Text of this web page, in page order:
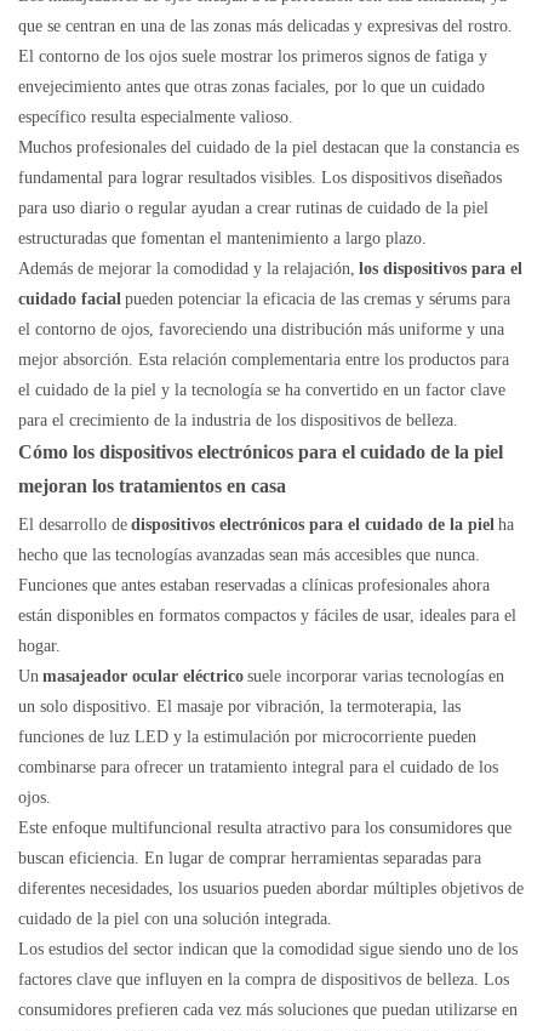
que se centran en una de las zonas más delicadas y expresivas del rostro.
El contorno de los ojos suele mostrar los primeros signos de fatiga y
envejecimiento antes que otras zonas faciales, por lo que un cuidado
específico resulta especialmente valioso.
Muchos profesionales del cuidado de la piel destacan que la constancia es
fundamental para lograr resultados visibles. Los dispositivos diseñados
para uso diario o regular ayudan a crear rutinas de cuidado de la piel
estructuradas que fomentan el mantenimiento a largo plazo.
Además de mejorar la comodidad y la relajación, los dispositivos para el
cuidado facial pueden potenciar la eficacia de las cremas y sérums para
el contorno de ojos, favoreciendo una distribución más uniforme y una
mejor absorción. Esta relación complementaria entre los productos para
el cuidado de la piel y la tecnología se ha convertido en un factor clave
para el crecimiento de la industria de los dispositivos de belleza.
Cómo los dispositivos electrónicos para el cuidado de la piel
mejoran los tratamientos en casa
El desarrollo de dispositivos electrónicos para el cuidado de la piel ha
hecho que las tecnologías avanzadas sean más accesibles que nunca.
Funciones que antes estaban reservadas a clínicas profesionales ahora
están disponibles en formatos compactos y fáciles de usar, ideales para el
hogar.
Un masajeador ocular eléctrico suele incorporar varias tecnologías en
un solo dispositivo. El masaje por vibración, la termoterapia, las
funciones de luz LED y la estimulación por microcorriente pueden
combinarse para ofrecer un tratamiento integral para el cuidado de los
ojos.
Este enfoque multifuncional resulta atractivo para los consumidores que
buscan eficiencia. En lugar de comprar herramientas separadas para
diferentes necesidades, los usuarios pueden abordar múltiples objetivos de
cuidado de la piel con una solución integrada.
Los estudios del sector indican que la comodidad sigue siendo uno de los
factores clave que influyen en la compra de dispositivos de belleza. Los
consumidores prefieren cada vez más soluciones que puedan utilizarse en